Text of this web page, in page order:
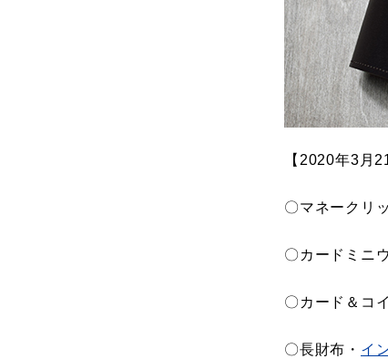
【2020年3月
〇マネークリ
〇カードミニ
〇カード＆コ
〇長財布・ イ